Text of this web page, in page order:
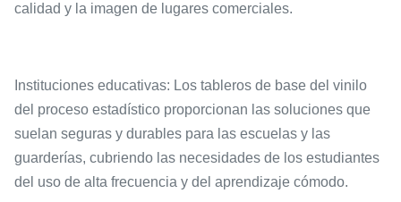
calidad y la imagen de lugares comerciales.
Instituciones educativas: Los tableros de base del vinilo
del proceso estadístico proporcionan las soluciones que
suelan seguras y durables para las escuelas y las
guarderías, cubriendo las necesidades de los estudiantes
del uso de alta frecuencia y del aprendizaje cómodo.